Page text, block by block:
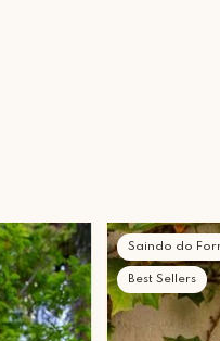
Saindo do
Best Sellers